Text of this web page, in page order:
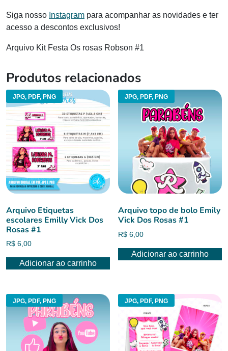
Siga nosso Instagram para acompanhar as novidades e ter
acesso a descontos exclusivos!
Arquivo Kit Festa Os rosas Robson #1
Produtos relacionados
JPG, PDF, PNG
Arquivo Etiquetas
escolares Emilly Vick Dos
Rosas #1
R$ 6,00
Adicionar ao carrinho
JPG, PDF, PNG
Arquivo topo de bolo Emily
Vick Dos Rosas #1
R$ 6,00
Adicionar ao carrinho
JPG, PDF, PNG JPG, PDF, PNG